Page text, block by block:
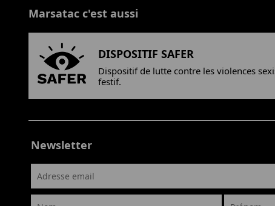
Marsatac c'est aussi
DISPOSITIF SAFER
Dispositif de lutte contre les violences
festif.
Newsletter